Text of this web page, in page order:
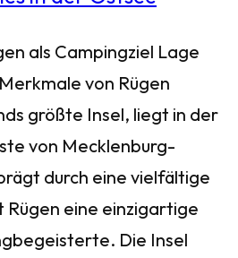
als Campingziel Lage
von Rügen
größte Insel, liegt in der
von Mecklenburg-
durch eine vielfältige
eine einzigartige
Die Insel